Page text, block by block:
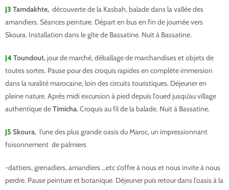
J3 Tamdakhte, découverte de la Kasbah, balade dans la vallée des
amandiers. Séances peinture. Départ en bus en fin de journée vers
Skoura. Installation dans le gîte de Bassatine. Nuit à Bassatine.
J4 Toundout, jour de marché, déballage de marchandises et objets de
toutes sortes. Pause pour des croquis rapides en complète immersion
dans la ruralité marocaine, loin des circuits touristiques. Déjeuner en
pleine nature. Après midi excursion à pied depuis l’oued jusqu’au village
authentique deTimicha.Croquis au fil de la balade. Nuit à Bassatine.
J5 Skoura, l’une des plus grande oasis du Maroc, un impressionnant
foisonnement de palmiers
-dattiers, grenadiers, amandiers …etc s’offre à nous et nous invite à nous
perdre. Pause peinture et botanique. Déjeuner puis retour dans l’oasis à la